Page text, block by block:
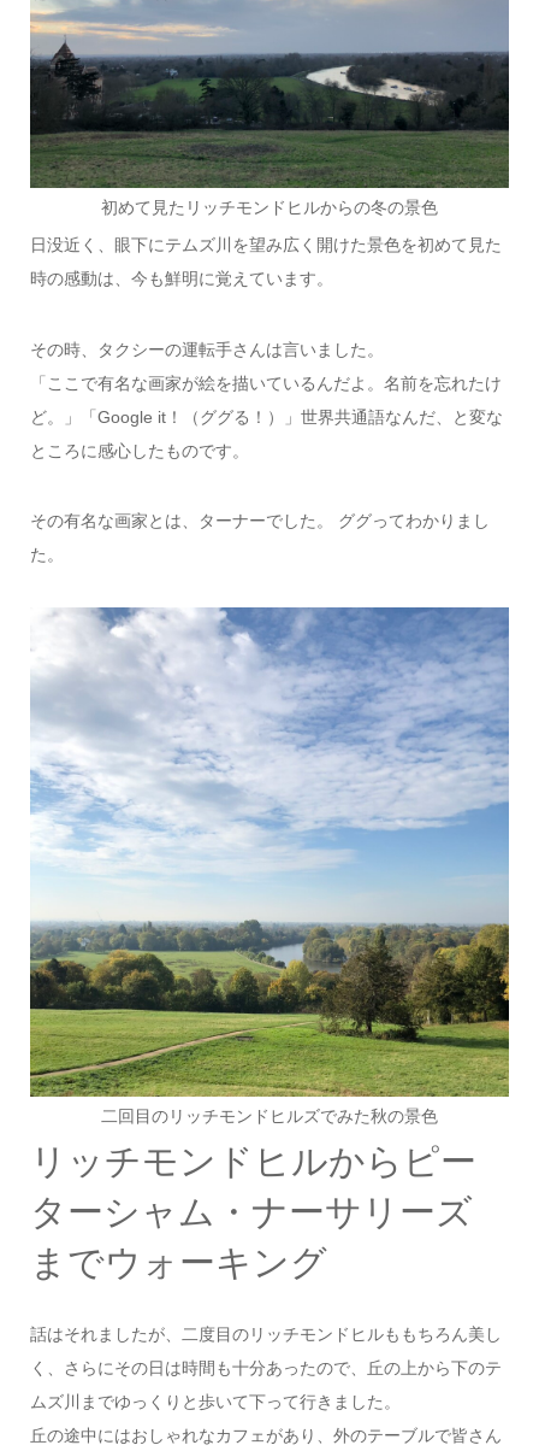
初めて見たリッチモンドヒルからの冬の景色
日没近く、眼下にテムズ川を望み広く開けた景色を初めて見た
時の感動は、今も鮮明に覚えています。
その時、タクシーの運転手さんは言いました。
「ここで有名な画家が絵を描いているんだよ。名前を忘れたけ
ど。」「Google it！（ググる！）」世界共通語なんだ、と変な
ところに感心したものです。
その有名な画家とは、ターナーでした。 ググってわかりまし
た。
二回目のリッチモンドヒルズでみた秋の景色
リッチモンドヒルからピー
ターシャム・ナーサリーズ
までウォーキング
話はそれましたが、二度目のリッチモンドヒルももちろん美し
く、さらにその日は時間も十分あったので、丘の上から下のテ
ムズ川までゆっくりと歩いて下って行きました。
丘の途中にはおしゃれなカフェがあり、外のテーブルで皆さん